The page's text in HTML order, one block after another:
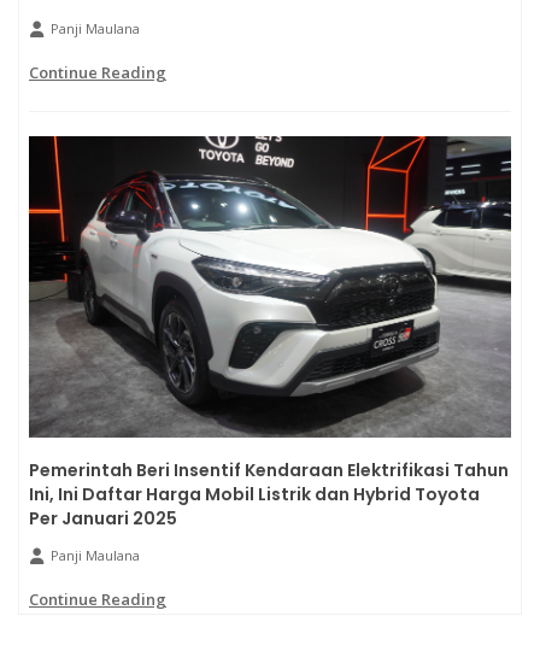
Panji Maulana
Continue Reading
Pemerintah Beri Insentif Kendaraan Elektrifikasi Tahun
Ini, Ini Daftar Harga Mobil Listrik dan Hybrid Toyota
Per Januari 2025
Panji Maulana
Continue Reading